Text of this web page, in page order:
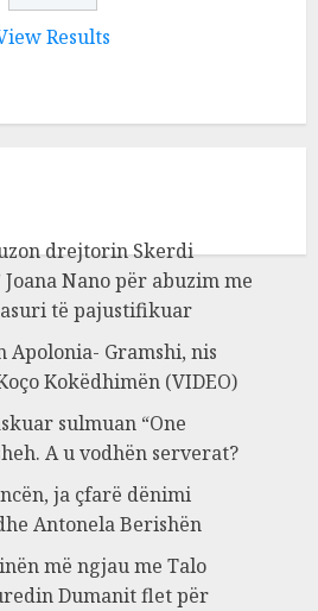
Results
drejtorin Skerdi
Joana Nano për abuzim me
të pajustifikuar
Apolonia- Gramshi, nis
Kokëdhimën (VIDEO)
sulmuan “One
A u vodhën serverat?
ja çfarë dënimi
Antonela Berishën
më ngjau me Talo
Dumanit flet për